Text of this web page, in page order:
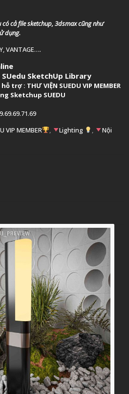
cả file sketchup, 3dsmax cũng như
dụng.
VANTAGE….
SUedu SketchUp Library
hỗ trợ : THƯ VIỆN SUEDU VIP MEMBER
Sketchup SUEDU
VIP MEMBER , Lighting ,
Nội